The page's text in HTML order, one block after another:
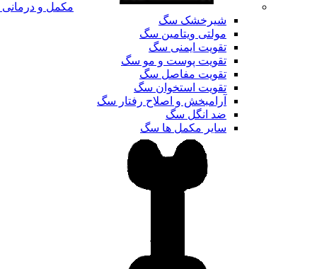
مکمل و
شیرخشک سگ
مولتی ویتامین سگ
تقویت ایمنی سگ
تقویت پوست و مو سگ
تقویت مفاصل سگ
تقویت استخوان سگ
آرامبخش و اصلاح رفتار سگ
ضد انگل سگ
سایر مکمل ها سگ